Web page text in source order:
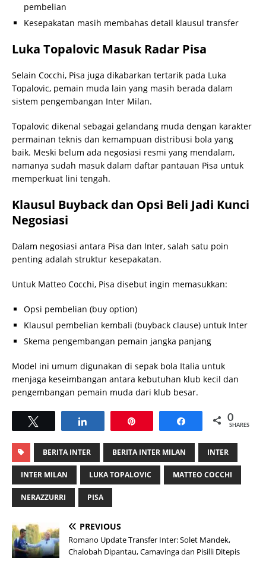
pembelian
Kesepakatan masih membahas detail klausul transfer
Luka Topalovic Masuk Radar Pisa
Selain Cocchi, Pisa juga dikabarkan tertarik pada Luka
Topalovic, pemain muda lain yang masih berada dalam
sistem pengembangan Inter Milan.
Topalovic dikenal sebagai gelandang muda dengan karakter
permainan teknis dan kemampuan distribusi bola yang
baik. Meski belum ada negosiasi resmi yang mendalam,
namanya sudah masuk dalam daftar pantauan Pisa untuk
memperkuat lini tengah.
Klausul Buyback dan Opsi Beli Jadi Kunci
Negosiasi
Dalam negosiasi antara Pisa dan Inter, salah satu poin
penting adalah struktur kesepakatan.
Untuk Matteo Cocchi, Pisa disebut ingin memasukkan:
Opsi pembelian (buy option)
Klausul pembelian kembali (buyback clause) untuk Inter
Skema pengembangan pemain jangka panjang
Model ini umum digunakan di sepak bola Italia untuk
menjaga keseimbangan antara kebutuhan klub kecil dan
pengembangan pemain muda dari klub besar.
Share 0
SHARES
BERITA INTER BERITA INTER MILAN INTER
INTER MILAN LUKA TOPALOVIC MATTEO COCCHI
NERAZZURRI PISA
PREVIOUS
Romano Update Transfer Inter: Solet Mandek,
Chalobah Dipantau, Camavinga dan Pisilli Ditepis